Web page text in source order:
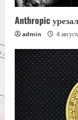
Anthropic
admin 4